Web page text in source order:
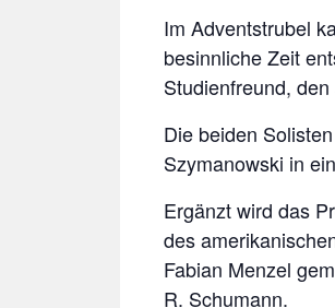
Im Adventstrubel
besinnliche Zeit
Studienfreund,
Die beiden
Szymanowski in
Ergänzt wird das
des
Fabian Menzel
R. Schumann.